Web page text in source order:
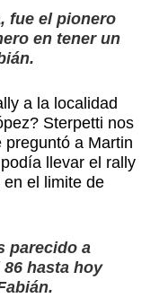
fue el pionero
en tener un
a la localidad
Sterpetti nos
a Martin
llevar el rally
el limite de
parecido a
hasta hoy